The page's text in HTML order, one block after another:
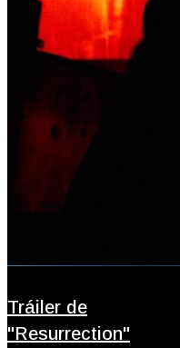
Tráiler de
"Resurrection"